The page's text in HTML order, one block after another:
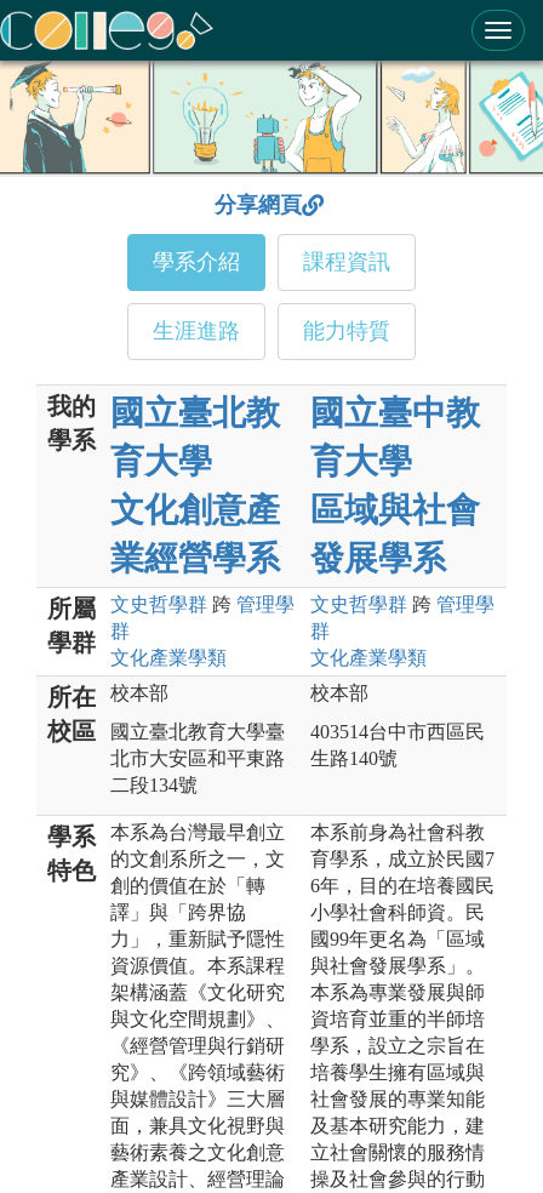
ColleGo! 大學選才與高中育才輔助系統
分享網頁
學系介紹 課程資訊
生涯進路 能力特質
我的
學系
國立臺北教
育大學
文化創意產
業經營學系
國立臺中教
育大學
區域與社會
發展學系
所屬
學群
文史哲學群 跨 管理學
群
文化產業學類
文史哲學群 跨 管理學
群
文化產業學類
所在
校區
校本部
國立臺北教育大學臺
北市大安區和平東路
二段134號
校本部
403514台中市西區民
生路140號
學系
特色
本系為台灣最早創立
的文創系所之一，文
創的價值在於「轉
譯」與「跨界協
力」，重新賦予隱性
資源價值。本系課程
架構涵蓋《文化研究
與文化空間規劃》、
《經營管理與行銷研
究》、《跨領域藝術
與媒體設計》三大層
面，兼具文化視野與
藝術素養之文化創意
產業設計、經營理論
本系前身為社會科教
育學系，成立於民國7
6年，目的在培養國民
小學社會科師資。民
國99年更名為「區域
與社會發展學系」。
本系為專業發展與師
資培育並重的半師培
學系，設立之宗旨在
培養學生擁有區域與
社會發展的專業知能
及基本研究能力，建
立社會關懷的服務情
操及社會參與的行動